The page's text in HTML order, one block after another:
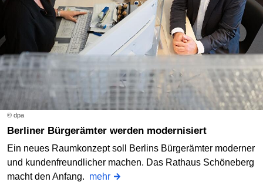
© dpa
Berliner Bürgerämter werden modernisiert
Ein neues Raumkonzept soll Berlins Bürgerämter moderner
und kundenfreundlicher machen. Das Rathaus Schöneberg
macht den Anfang. mehr